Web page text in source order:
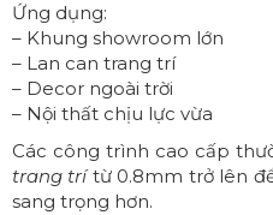
Ứng dụng:
– Khung showroom lớn
– Lan can trang trí
– Decor ngoài trời
– Nội thất chịu lực vừa
Các công trình cao cấp
trang trítừ 0.8mm trở lên
sang trọng hơn.